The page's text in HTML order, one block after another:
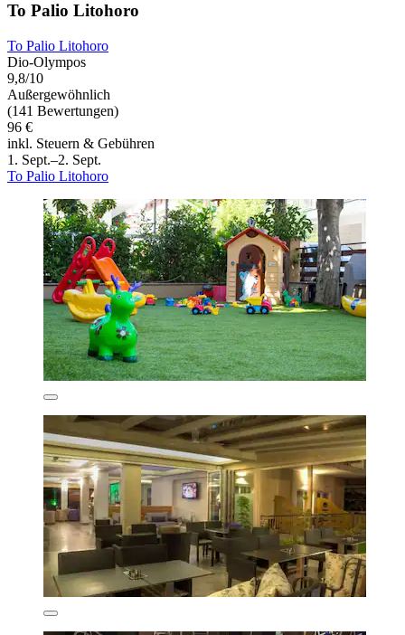
To Palio Litohoro
To Palio Litohoro
Dio-Olympos
9,8/10
Außergewöhnlich
(141 Bewertungen)
96 €
inkl. Steuern & Gebühren
1. Sept.–2. Sept.
To Palio Litohoro